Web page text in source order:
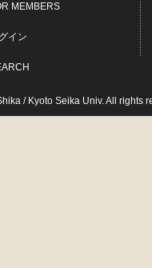
MEMBERS
イン
/ Kyoto Seika Univ. All rights